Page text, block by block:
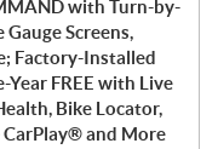
with Turn-by-
Screens,
Factory-Installed
FREE with Live
Bike Locator,
and More